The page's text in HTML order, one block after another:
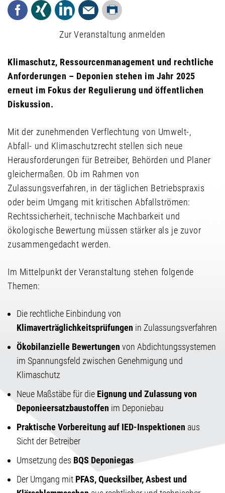
Facebook
Xing LinkedInMail
Drucken
Zur Veranstaltung anmelden
Klimaschutz, Ressourcenmanagement und rechtliche
Anforderungen – Deponien stehen im Jahr 2025
erneut im Fokus der Regulierung und öffentlichen
Diskussion.
Mit der zunehmenden Verflechtung von Umwelt-,
Abfall- und Klimaschutzrecht stellen sich neue
Herausforderungen für Betreiber, Behörden und Planer
gleichermaßen. Ob im Rahmen von
Zulassungsverfahren, in der täglichen Betriebspraxis
oder beim Umgang mit kritischen Abfallströmen:
Rechtssicherheit, technische Machbarkeit und
ökologische Bewertung müssen stärker als je zuvor
zusammengedacht werden.
Im Mittelpunkt der Veranstaltung stehen folgende
Themen:
Die rechtliche Einbindung von
Klimaverträglichkeitsprüfungen in Zulassungsverfahren
Ökobilanzielle Bewertungen von Abdichtungssystemen
im Spannungsfeld zwischen Genehmigung und
Klimaschutz
Neue Maßstäbe für die Eignung und Zulassung von
Deponieersatzbaustoffen im Deponiebau
Praktische Vorbereitung auf IED-Inspektionen aus
Sicht der Betreiber
Umsetzung des BQS Deponiegas
Der Umgang mit PFAS, Quecksilber, Asbest und